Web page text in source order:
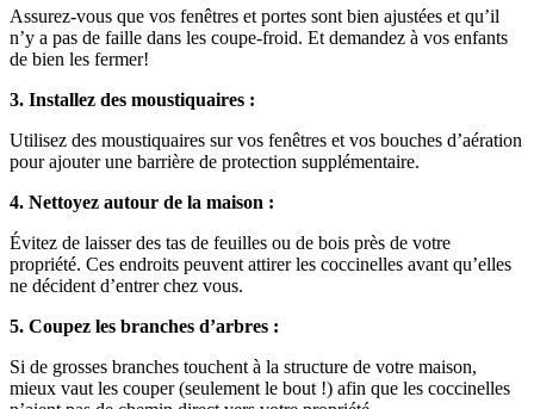
Assurez-vous que vos fenêtres et portes sont bien ajustées et qu’il
n’y a pas de faille dans les coupe-froid. Et demandez à vos enfants
de bien les fermer!
3. Installez des moustiquaires :
Utilisez des moustiquaires sur vos fenêtres et vos bouches d’aération
pour ajouter une barrière de protection supplémentaire.
4. Nettoyez autour de la maison :
Évitez de laisser des tas de feuilles ou de bois près de votre
propriété. Ces endroits peuvent attirer les coccinelles avant qu’elles
ne décident d’entrer chez vous.
5. Coupez les branches d’arbres :
Si de grosses branches touchent à la structure de votre maison,
mieux vaut les couper (seulement le bout !) afin que les coccinelles